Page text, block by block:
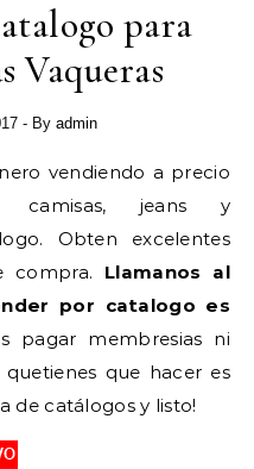
para
Vaqueras
- By admin
camisas, jeans y
Obten excelentes
compra. Llamanos al
por catalogo es
pagar membresias ni
que hacer es
de catálogos y listo!